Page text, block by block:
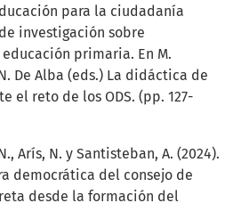
para la ciudadanía
investigación sobre
primaria. En M.
De Alba (eds.) La didáctica de
el reto de los ODS. (pp. 127-
Arís, N. y Santisteban, A. (2024).
democrática del consejo de
desde la formación del